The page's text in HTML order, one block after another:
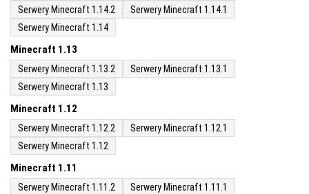
Serwery Minecraft 1.14.2
Serwery Minecraft 1.14.1
Serwery Minecraft 1.14
Minecraft 1.13
Serwery Minecraft 1.13.2
Serwery Minecraft 1.13.1
Serwery Minecraft 1.13
Minecraft 1.12
Serwery Minecraft 1.12.2
Serwery Minecraft 1.12.1
Serwery Minecraft 1.12
Minecraft 1.11
Serwery Minecraft 1.11.2
Serwery Minecraft 1.11.1